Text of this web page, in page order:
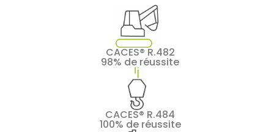
CACES® R.482
98% de réussite
CACES® R.484
100% de réussite